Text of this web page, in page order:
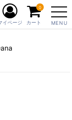
MENU
イページ カート
0